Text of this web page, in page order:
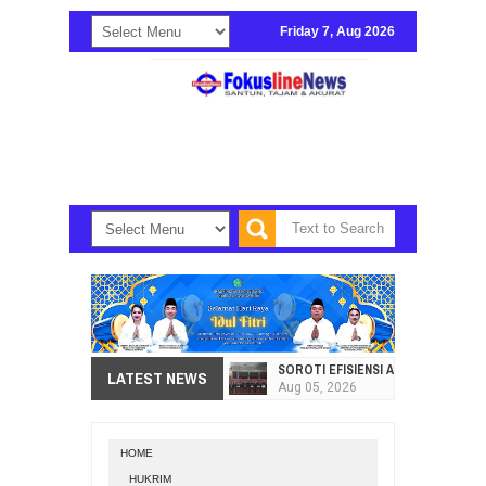
Friday 7, Aug 2026
LATEST NEWS SOROTI EFISIENSI APBD, DPRD
Aug 05, 2026
HOME
HUKRIM